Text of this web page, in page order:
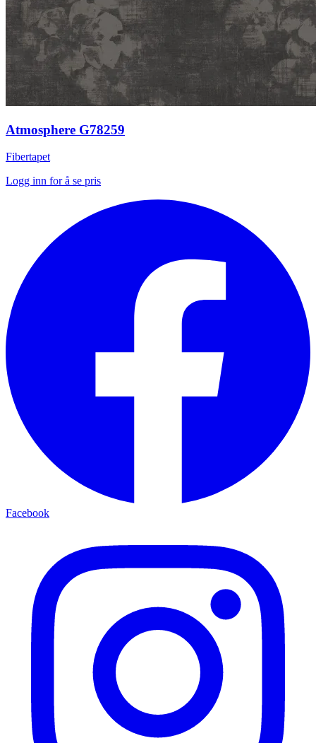
Atmosphere G78259
Fibertapet
Logg inn for å se pris
Facebook